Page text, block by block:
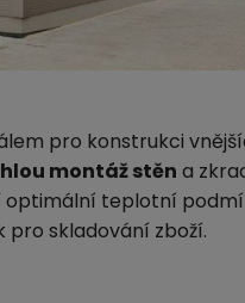
pro konstrukci
montáž stěn a
optimální teplotní
skladování zboží.